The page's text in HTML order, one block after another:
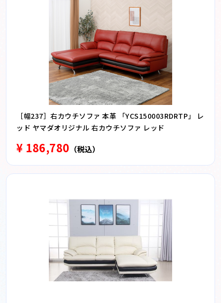
［幅237］右カウチソファ 本革 「YCS150003RDRTP」 レ
ッド ヤマダオリジナル 右カウチソファ レッド
¥ 186,780 （税込）